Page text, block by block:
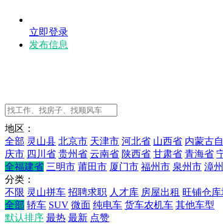
立即登录
发布信息
地区：
全部 灵山县 北京市 天津市 河北省 山西省 内蒙古
庆市 四川省 贵州省 云南省 陕西省 甘肃省 青海省
全福建省 三明市 莆田市 厦门市 福州市 泉州市 漳
分类：
不限 灵山拼车 招聘求职 人才库 房屋出租 旺铺仓
全部 轿车 SUV 微面 纯电车 货车农机车 其他车型
默认排序 最热 最新 点赞